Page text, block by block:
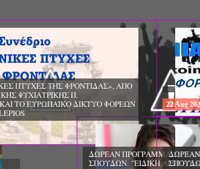
ΣΥΝΕΔΡΙΟ: «ΚΟΙΝΩΝΙΚΕΣ ΠΤΥΧΕΣ ΤΗΣ
ΦΡΟΝΤΙΔΑΣ», ΑΠΟ ΤΗΝ ΕΤΑΙΡΙΑ ΚΟΙΝΩΝΙΚΗΣ
ΨΥΧΙΑΤΡΙΚΗΣ Π. ΣΑΚΕΛΛΑΡΟΠΟΥΛΟΣ ΚΑΙ ΤΟ
EΥΡΩΠΑΪΚΟ ΔΙΚΤΥΟ ΦΟΡΕΩΝ ΨΥΧΙΚΗΣ
ΥΓΕΙΑΣ ΑSKLEPIOS
22Aug 2023
ΔΩΡΕΑΝ ΠΡΟΓΡΑΜΜΑ ΜΕΤΑΠΤΥΧΙΑΚΩΝ
ΣΠΟΥΔΩΝ: "ΕΙΔΙΚΗ ΑΓΩΓΗ ΚΑΙ